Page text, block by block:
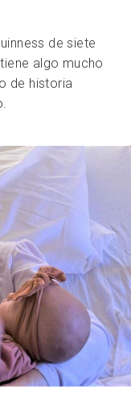
de siete
algo mucho
de historia